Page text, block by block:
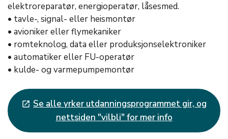
elektroreparatør, energioperatør, låsesmed.
• tavle-, signal- eller heismontør
• avioniker eller flymekaniker
• romteknolog, data eller produksjonselektroniker
• automatiker eller FU-operatør
• kulde- og varmepumpemontør
launch Se alle yrker utdanningsprogrammet gir, og
nettsiden "vilbli" for mer info